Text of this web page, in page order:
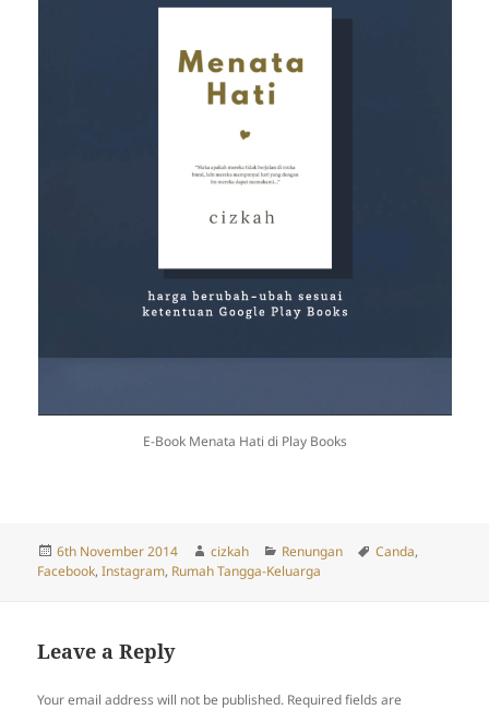
E-Book Menata Hati di Play Books
Posted
on
6th November 2014 Author
cizkah Categories
Renungan Tags
Canda,
Facebook,Instagram, Rumah Tangga-Keluarga
Leave a Reply
Your email address will not be published. Required fields are